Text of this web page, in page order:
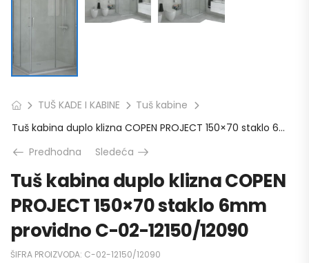
TUŠ KADE I KABINE
Tuš kabine
Tuš kabina duplo klizna COPEN PROJECT 150×70 staklo 6mm providno C-02-12150/12090
Predhodna
Sledeća
Tuš kabina duplo klizna COPEN
PROJECT 150×70 staklo 6mm
providno C-02-12150/12090
ŠIFRA PROIZVODA: C-02-12150/12090